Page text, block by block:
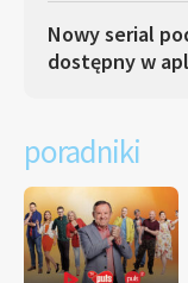
Nowy serial
dostępny w
poradniki